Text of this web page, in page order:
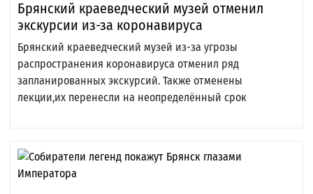
Брянский краеведческий музей отменил
экскурсии из-за коронавируса
Брянский краеведческий музей из-за угрозы
распространения коронавируса отменил ряд
запланированных экскурсий. Также отменены
лекции,их перенесли на неопределённый срок